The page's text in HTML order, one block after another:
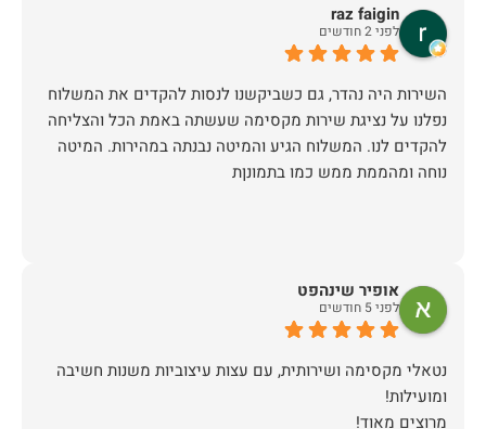
raz faigin
לפני 2 חודשים
השירות היה נהדר, גם כשביקשנו לנסות להקדים את המשלוח
נפלנו על נציגת שירות מקסימה שעשתה באמת הכל והצליחה
להקדים לנו. המשלוח הגיע והמיטה נבנתה במהירות. המיטה
נוחה ומהממת ממש כמו בתמונןת
אופיר שינהפט
לפני 5 חודשים
נטאלי מקסימה ושירותית, עם עצות עיצוביות משנות חשיבה
מרוצים מאוד!